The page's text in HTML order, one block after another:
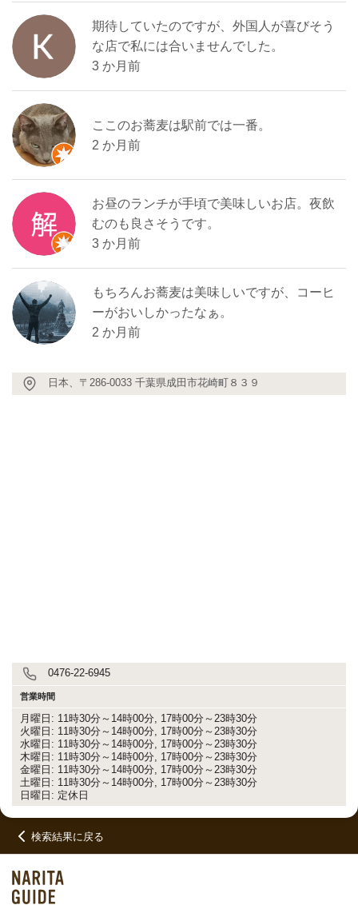
期待していたのですが、外国人が喜びそう
な店で私には合いませんでした。
3 か月前
ここのお蕎麦は駅前では一番。
2 か月前
お昼のランチが手頃で美味しいお店。夜飲
むのも良さそうです。
3 か月前
もちろんお蕎麦は美味しいですが、コーヒ
ーがおいしかったなぁ。
2 か月前
日本、〒286-0033 千葉県成田市花崎町８３９
0476-22-6945
営業時間
月曜日: 11時30分～14時00分, 17時00分～23時30分
火曜日: 11時30分～14時00分, 17時00分～23時30分
水曜日: 11時30分～14時00分, 17時00分～23時30分
木曜日: 11時30分～14時00分, 17時00分～23時30分
金曜日: 11時30分～14時00分, 17時00分～23時30分
土曜日: 11時30分～14時00分, 17時00分～23時30分
日曜日: 定休日
検索結果に戻る